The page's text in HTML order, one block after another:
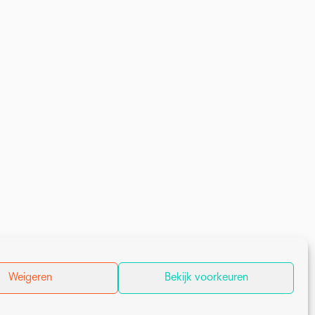
Weigeren Bekijk voorkeuren